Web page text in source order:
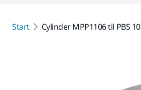
Start Cylinder MPP1106 til PBS 10